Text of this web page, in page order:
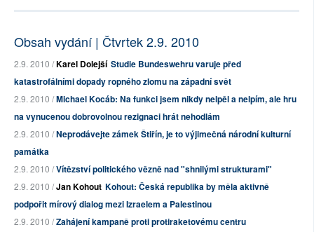
Obsah vydání | Čtvrtek 2.9. 2010
2.9. 2010 /Karel Dolejší Studie Bundeswehru varuje před
katastrofálními dopady ropného zlomu na západní svět
2.9. 2010 /Michael Kocáb: Na funkci jsem nikdy nelpěl a nelpím, ale hru
na vynucenou dobrovolnou rezignaci hrát nehodlám
2.9. 2010 /Neprodávejte zámek Štiřín, je to výjimečná národní kulturní
památka
2.9. 2010 /Vítězství politického vězně nad "shnilými strukturami"
2.9. 2010 /Jan Kohout Kohout: Česká republika by měla aktivně
podpořit mírový dialog mezi Izraelem a Palestinou
2.9. 2010 /Zahájení kampaně proti protiraketovému centru